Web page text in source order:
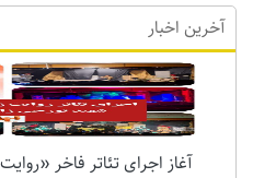
آخرین اخبار
آغاز اجرای تئاتر فاخر